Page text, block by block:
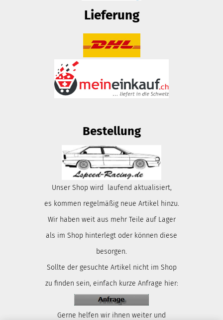
Lieferung
Bestellung
Unser Shop wird laufend aktualisiert,
es kommen regelmäßig neue Artikel hinzu.
Wir haben weit aus mehr Teile auf Lager
als im Shop hinterlegt oder können diese
besorgen.
Sollte der gesuchte Artikel nicht im Shop
zu finden sein, einfach kurze Anfrage hier:
Gerne helfen wir ihnen weiter und